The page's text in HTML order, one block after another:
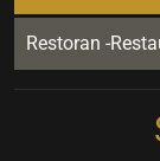
Restoran -